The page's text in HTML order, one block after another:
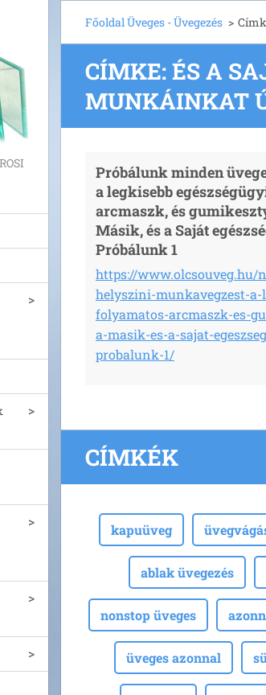
Főoldal Üveges - Üvegezés >
CÍMKE: ÉS A
MUNKÁINKAT
Próbálunk minden
a legkisebb
arcmaszk, és
Másik, és a Saját
Próbálunk 1
https://www.olcsouveg.hu/
helyszini-munkavegzest-a-
folyamatos-arcmaszk-es-
a-masik-es-a-sajat-
probalunk-1/
CÍMKÉK
kapuüveg
ablak üvegezés
nonstop üveges
üveges azonnal